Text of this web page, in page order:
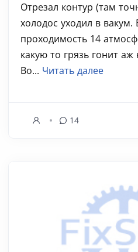
Отрезал контур (там
холодос уходил в вакум.
проходимость 14
какую то грязь гонит аж
Во... Читать далее
14